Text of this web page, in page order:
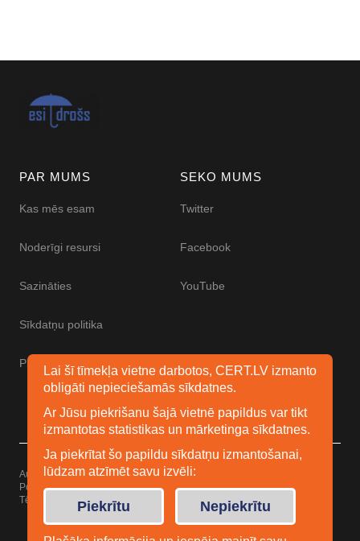
PAR MUMS
Kas mēs esam
Noderīgi resursi
Sazināties
Sīkdatņu politika
Piekļūstamības paziņojums
SEKO MUMS
Twitter
Facebook
YouTube
Autortiesības © 2026 Esidrošs
Powered byWordPress
Tēma: Uku noElmastudio
Lai šī tīmekļa vietne darbotos, CERT.LV izmanto
obligāti nepieciešamās sīkdatnes.
Ar Jūsu piekrišanu šajā vietnē papildus var tikt
izmantotas statistikas un mārketinga sīkdatnes.
Ja piekrītat šo papildu sīkdatņu izmantošanai,
lūdzam atzīmēt savu izvēli:
Piekrītu Nepiekrītu